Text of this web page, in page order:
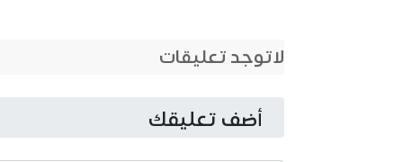
لاتوجد تعليقات
أضف تعليقك